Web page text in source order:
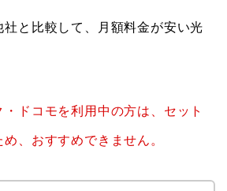
社と比較して、月額料金が安い光
・ドコモを利用中の方は、セット
、おすすめできません。